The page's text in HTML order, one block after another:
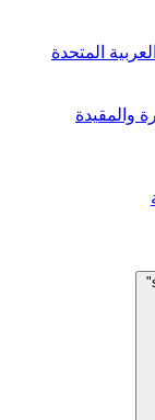
المتحدة
والمقيدة